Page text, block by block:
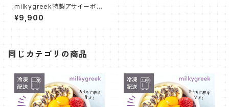
milkygreek特製アサイーボウ
ル 6個セット
¥9,900
同じカテゴリの商品